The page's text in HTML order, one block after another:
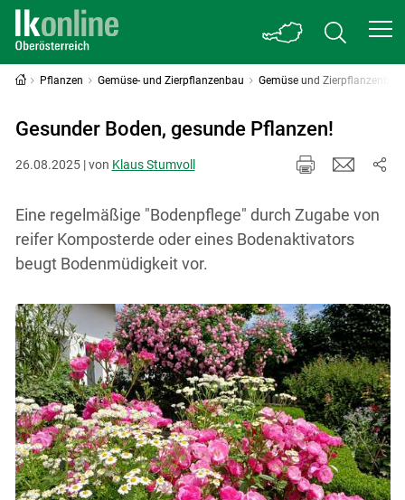
Pflanzen Gemüse- und Zierpflanzenbau Gemüse und
Gesunder Boden, gesunde Pflanzen!
26.08.2025 | von Klaus Stumvoll
Eine regelmäßige "Bodenpflege" durch Zugabe von
reifer Komposterde oder eines Bodenaktivators
beugt Bodenmüdigkeit vor.